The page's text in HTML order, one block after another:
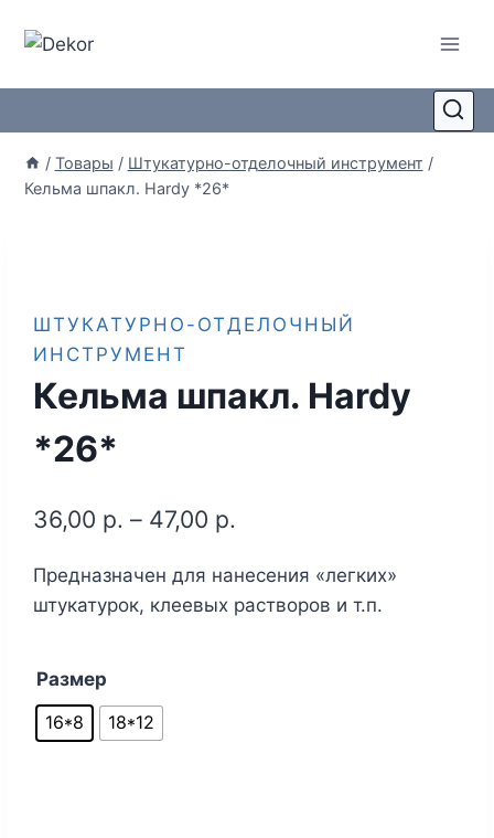
/ Товары / Штукатурно-отделочный инструмент /
Кельма шпакл. Hardy *26*
ШТУКАТУРНО-ОТДЕЛОЧНЫЙ
ИНСТРУМЕНТ
Кельма шпакл. Hardy
*26*
36,00 р. – 47,00 р.
Предназначен для нанесения «легких»
штукатурок, клеевых растворов и т.п.
Размер
16*8
18*12